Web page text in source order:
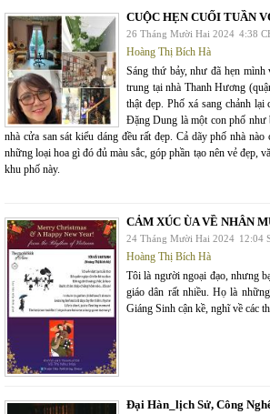
CUỘC HẸN CUỐI TUẦN
26 Tháng Mười Hai 2024 4:38
Hoàng Thị Bích Hà
Sáng thứ bảy, như đã hẹn
trung tại nhà Thanh Hương
thật đẹp. Phố xá sang chảnh
Đặng Dung là một con phố như
nhà cửa san sát kiểu dáng đều rất đẹp. Cả dãy phố nhà
những loại hoa gì đó đủ màu sắc, góp phần tạo nên vẻ đẹp,
khu phố này.
CẢM XÚC ÙA VỀ NHÂN
24 Tháng Mười Hai 2024 12:04
Hoàng Thị Bích Hà
Tôi là người ngoại đạo, nhưng
giáo dân rất nhiều. Họ là
Giáng Sinh cận kề, nghĩ về các
Đại Hàn_lịch Sử, Công